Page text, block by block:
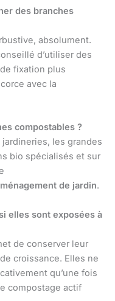
des branches
absolument.
d’utiliser des
fixation plus
avec la
compostables ?
les grandes
bio spécialisés et sur
de jardin.
elles sont exposées à
de conserver leur
croissance. Elles ne
qu’une fois
compostage actif